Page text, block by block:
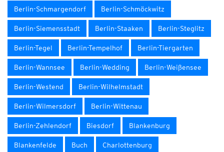
Berlin-Schmargendorf Berlin-Schmöckwitz
Berlin-Siemensstadt Berlin-Staaken Berlin-Steglitz
Berlin-Tegel Berlin-Tempelhof Berlin-Tiergarten
Berlin-Wannsee Berlin-Wedding Berlin-Weißensee
Berlin-Westend Berlin-Wilhelmstadt
Berlin-Wilmersdorf Berlin-Wittenau
Berlin-Zehlendorf Biesdorf Blankenburg
Blankenfelde Buch Charlottenburg